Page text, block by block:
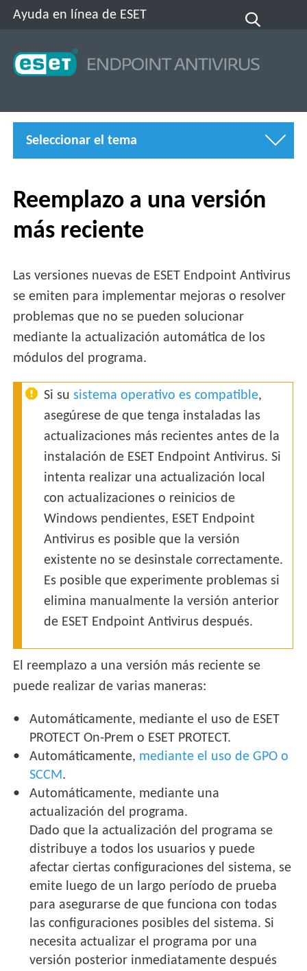
Ayuda en línea de ESET
Seleccionar el tema
Reemplazo a una versión
más reciente
Las versiones nuevas de ESET Endpoint Antivirus
se emiten para implementar mejoras o resolver
problemas que no se pueden solucionar
mediante la actualización automática de los
módulos del programa.
Si susistema operativo es compatible,
asegúrese de que tenga instaladas las
actualizaciones más recientes antes de la
instalación de ESET Endpoint Antivirus. Si
intenta realizar una actualización local
con actualizaciones o reinicios de
Windows pendientes, ESET Endpoint
Antivirus es posible que la versión
existente no se desinstale correctamente.
Es posible que experimente problemas si
elimina manualmente la versión anterior
de ESET Endpoint Antivirus después.
El reemplazo a una versión más reciente se
puede realizar de varias maneras:
Automáticamente, mediante el uso de ESET
PROTECT On-Prem o ESET PROTECT.
Automáticamente, mediante el uso de GPO o
SCCM .
Automáticamente, mediante una
actualización del programa.
Dado que la actualización del programa se
distribuye a todos los usuarios y puede
afectar ciertas configuraciones del sistema, se
emite luego de un largo período de prueba
para asegurarse de que funciona con todas
las configuraciones posibles del sistema. Si
necesita actualizar el programa por una
versión posterior inmediatamente después